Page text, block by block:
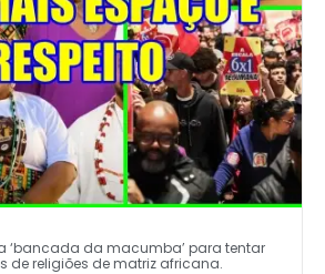
‘bancada da macumba’ para tentar
de religiões de matriz africana.